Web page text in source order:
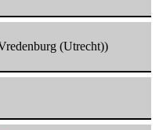
(Utrecht))